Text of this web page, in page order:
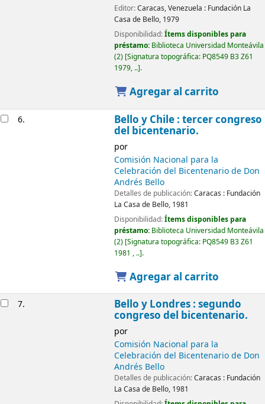
Editor:Caracas, Venezuela : Fundación La
Casa de Bello, 1979
Disponibilidad:Ítems disponibles para
préstamo: Biblioteca Universidad Monteávila
(2) Signatura topográfica: PQ8549 B3 Z61
1979, .. .
Agregar al carrito
6. Bello y Chile : tercer congreso
del bicentenario.
por
Comisión Nacional para la
Celebración del Bicentenario de Don
Andrés Bello
Detalles de publicación:Caracas : Fundación
La Casa de Bello, 1981
Disponibilidad:Ítems disponibles para
préstamo: Biblioteca Universidad Monteávila
(2) Signatura topográfica: PQ8549 B3 Z61
1981 , .. .
Agregar al carrito
7. Bello y Londres : segundo
congreso del bicentenario.
por
Comisión Nacional para la
Celebración del Bicentenario de Don
Andrés Bello
Detalles de publicación:Caracas : Fundación
La Casa de Bello, 1981